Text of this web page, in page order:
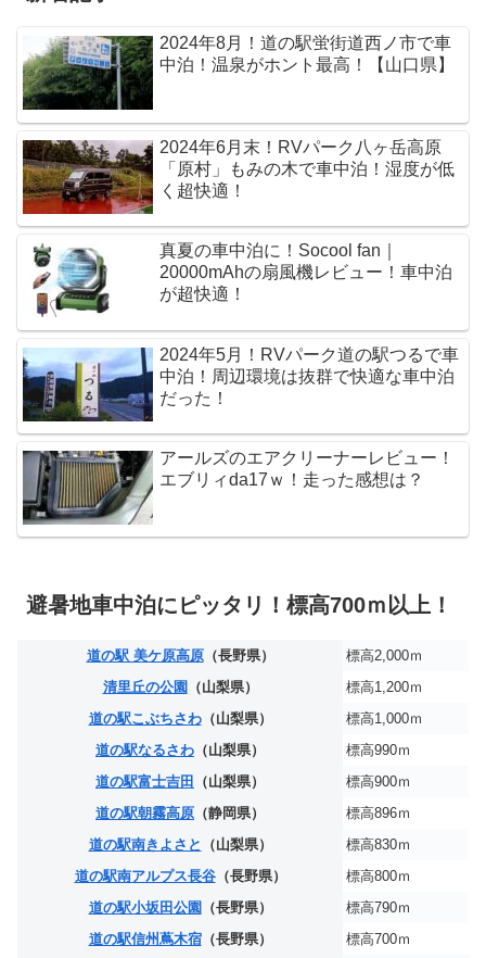
2024年8月！道の駅蛍街道西ノ市で車
中泊！温泉がホント最高！【山口県】
2024年6月末！RVパーク八ヶ岳高原
「原村」もみの木で車中泊！湿度が低
く超快適！
真夏の車中泊に！Socool fan｜
20000mAhの扇風機レビュー！車中泊
が超快適！
2024年5月！RVパーク道の駅つるで車
中泊！周辺環境は抜群で快適な車中泊
だった！
アールズのエアクリーナーレビュー！
エブリィda17ｗ！走った感想は？
避暑地車中泊にピッタリ！標高700ｍ以上！
道の駅 美ケ原高原（長野県）
標高2,000ｍ
清里丘の公園 （山梨県）
標高1,200ｍ
道の駅こぶちさわ（山梨県）
標高1,000ｍ
道の駅なるさわ （山梨県）
標高990ｍ
道の駅富士吉田
（山梨県）
標高900ｍ
道の駅朝霧高原 （静岡県）
標高896ｍ
道の駅南きよさと （山梨県）
標高830ｍ
道の駅南アルプス長谷（長野県）
標高800ｍ
道の駅小坂田公園 （長野県）
標高790ｍ
道の駅信州蔦木宿（長野県）
標高700ｍ